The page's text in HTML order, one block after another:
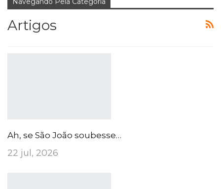
Artigos
Ah, se São João soubesse…
22 jul, 2026